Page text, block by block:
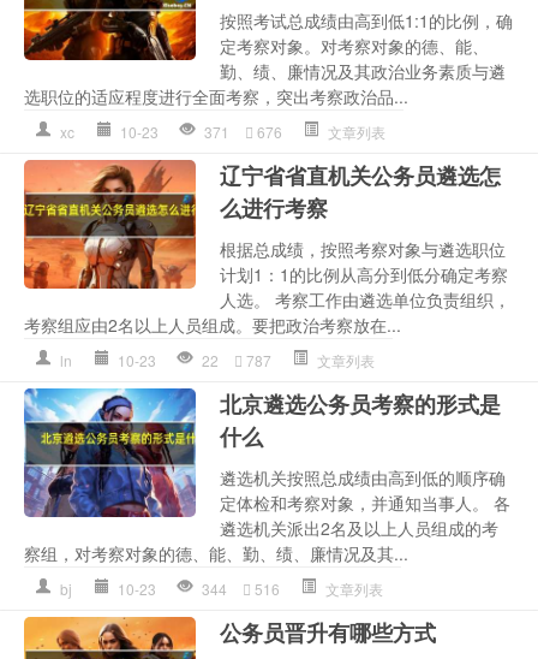
按照考试总成绩由高到低1:1的比例，确
定考察对象。对考察对象的德、能、
勤、绩、廉情况及其政治业务素质与遴
选职位的适应程度进行全面考察，突出考察政治品...
xc 10-23 371 676 文章列表
辽宁省省直机关公务员遴选怎
么进行考察
根据总成绩，按照考察对象与遴选职位
计划1：1的比例从高分到低分确定考察
人选。 考察工作由遴选单位负责组织，
考察组应由2名以上人员组成。要把政治考察放在...
ln 10-23 22 787 文章列表
北京遴选公务员考察的形式是
什么
遴选机关按照总成绩由高到低的顺序确
定体检和考察对象，并通知当事人。 各
遴选机关派出2名及以上人员组成的考
察组，对考察对象的德、能、勤、绩、廉情况及其...
bj 10-23 344 516 文章列表
公务员晋升有哪些方式